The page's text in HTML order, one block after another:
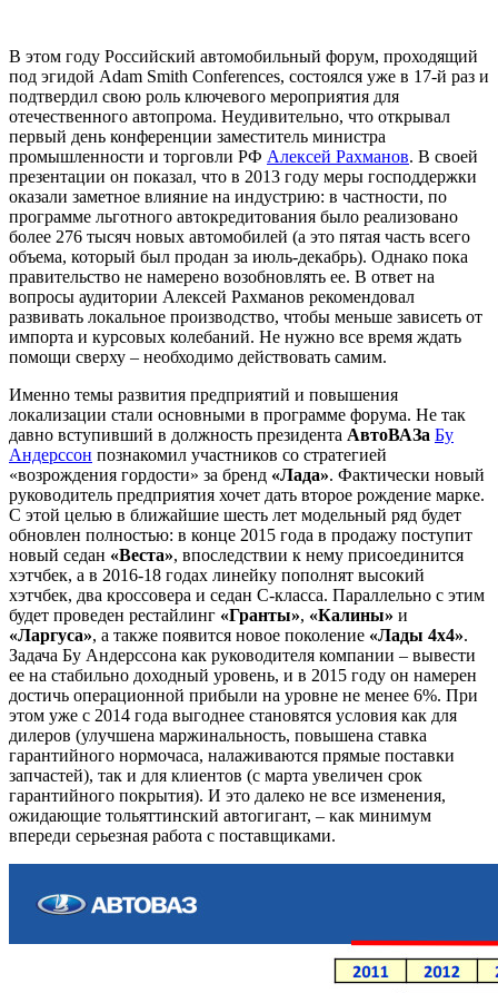
В этом году Российский автомобильный форум, проходящий
под эгидой Adam Smith Conferences, состоялся уже в 17-й раз и
подтвердил свою роль ключевого мероприятия для
отечественного автопрома. Неудивительно, что открывал
первый день конференции заместитель министра
промышленности и торговли РФ Алексей Рахманов. В своей
презентации он показал, что в 2013 году меры господдержки
оказали заметное влияние на индустрию: в частности, по
программе льготного автокредитования было реализовано
более 276 тысяч новых автомобилей (а это пятая часть всего
объема, который был продан за июль-декабрь). Однако пока
правительство не намерено возобновлять ее. В ответ на
вопросы аудитории Алексей Рахманов рекомендовал
развивать локальное производство, чтобы меньше зависеть от
импорта и курсовых колебаний. Не нужно все время ждать
помощи сверху – необходимо действовать самим.
Именно темы развития предприятий и повышения
локализации стали основными в программе форума. Не так
давно вступивший в должность президента АвтоВАЗа Бу
Андерссон познакомил участников со стратегией
«возрождения гордости» за бренд «Лада». Фактически новый
руководитель предприятия хочет дать второе рождение марке.
С этой целью в ближайшие шесть лет модельный ряд будет
обновлен полностью: в конце 2015 года в продажу поступит
новый седан «Веста», впоследствии к нему присоединится
хэтчбек, а в 2016-18 годах линейку пополнят высокий
хэтчбек, два кроссовера и седан С-класса. Параллельно с этим
будет проведен рестайлинг «Гранты», «Калины» и
«Ларгуса», а также появится новое поколение «Лады 4х4».
Задача Бу Андерссона как руководителя компании – вывести
ее на стабильно доходный уровень, и в 2015 году он намерен
достичь операционной прибыли на уровне не менее 6%. При
этом уже с 2014 года выгоднее становятся условия как для
дилеров (улучшена маржинальность, повышена ставка
гарантийного нормочаса, налаживаются прямые поставки
запчастей), так и для клиентов (с марта увеличен срок
гарантийного покрытия). И это далеко не все изменения,
ожидающие тольяттинский автогигант, – как минимум
впереди серьезная работа с поставщиками.